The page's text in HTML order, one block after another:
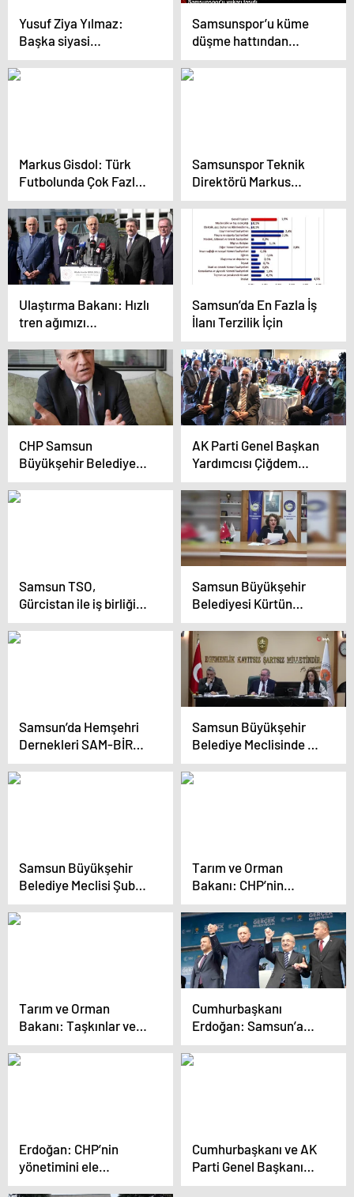
Yusuf Ziya Yılmaz:
Başka siyasi
hareketlerin
incinmişlikleri
Samsunspor’u küme
düşme hattından
uzaklaştıran Gisdol
Markus Gisdol: Türk
Futbolunda Çok Fazla
Teknik Direktör
Değişikliği Olması
Doğru Değil
Samsunspor Teknik
Direktörü Markus
Gisdol: Ligde kalmak
en büyük hedefimiz
Ulaştırma Bakanı: Hızlı
tren ağımızı
Karadeniz’e
ulaştıracağız
Samsun’da En Fazla İş
İlanı Terzilik İçin
CHP Samsun
Büyükşehir Belediye
Başkan Adayı Cevat
Öncü’den Projeler
AK Parti Genel Başkan
Yardımcısı Çiğdem
Karaaslan:
Şehirlerimiz kendi
hedeflerini
gerçekleştirmeden
ulusal hedefe ulaşmak
mümkün değil
Samsun TSO,
Gürcistan ile iş birliğini
artırmak için Batum’a
çalışma gezisi
Samsun Büyükşehir
Belediyesi Kürtün
vadisindeki tarım
arazilerini imara açtı
Samsun’da Hemşehri
Dernekleri SAM-BİR
Platformu Altında Bir
Araya Geldi
Samsun Büyükşehir
Belediye Meclisinde 55
madde karara bağlandı
Samsun Büyükşehir
Belediye Meclisi Şubat
Ayı Toplantısında 55
Gündem Maddesi
Tarım ve Orman
Bakanı: CHP’nin
yönettiği belediyelerde
‘Fetret Devri’ sona
erecek
Tarım ve Orman
Bakanı: Taşkınlar ve
depremler en fazla can
ve mal kaybına sebep
Cumhurbaşkanı
Erdoğan: Samsun’a
son 21 yılda 181 milyar
TL kamu yatırımı
Erdoğan: CHP’nin
yönetimini ele
geçirmek tek
Cumhurbaşkanı ve AK
Parti Genel Başkanı
Erdoğan, Samsun